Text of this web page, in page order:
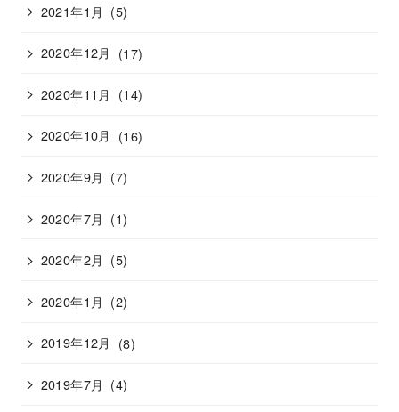
2021年1月 (5)
2020年12月 (17)
2020年11月 (14)
2020年10月 (16)
2020年9月 (7)
2020年7月 (1)
2020年2月 (5)
2020年1月 (2)
2019年12月 (8)
2019年7月 (4)